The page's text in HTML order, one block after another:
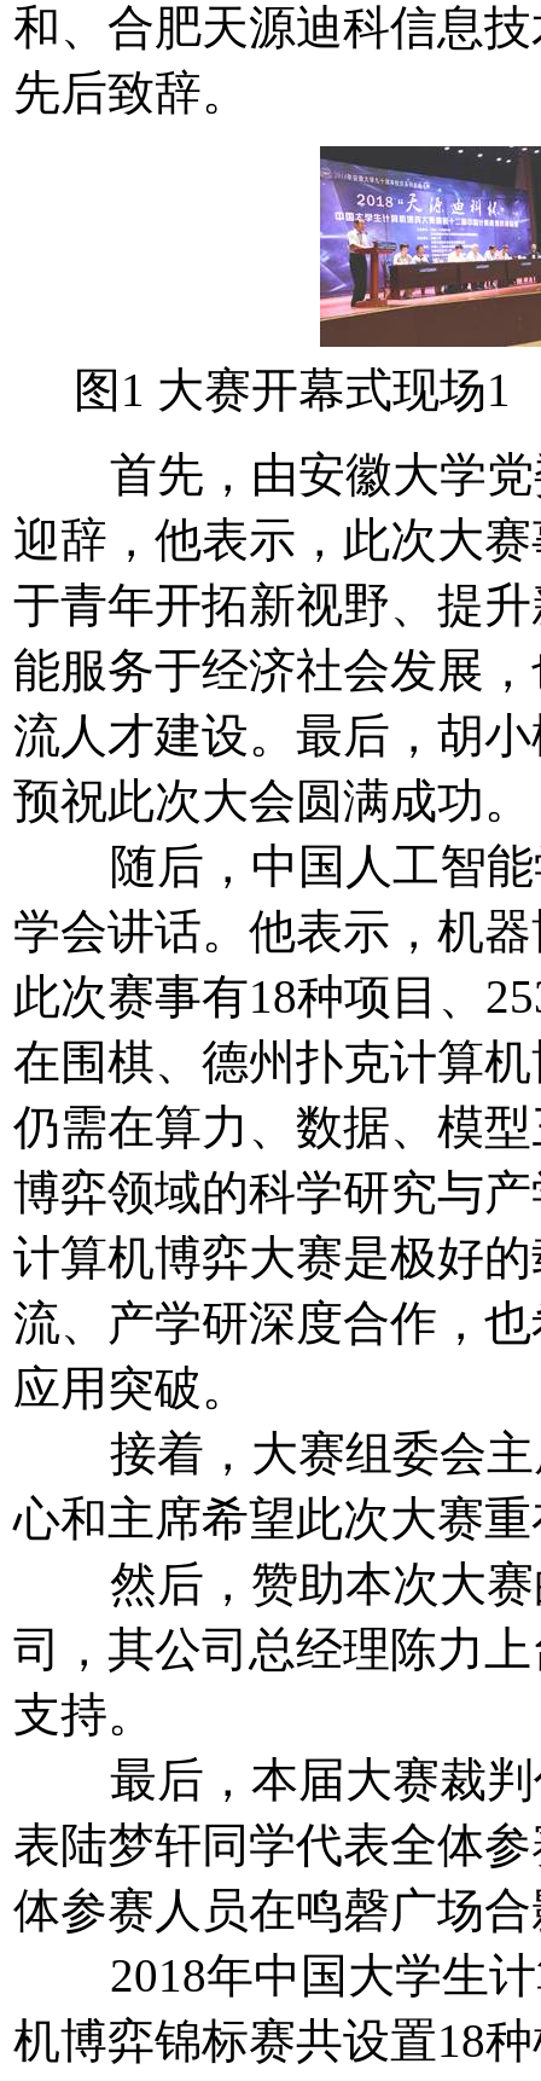
和、合肥天源迪科信息
先后致辞。
图1 大赛开幕式
首先，由安徽大学党
迎辞，他表示，此次大
于青年开拓新视野、提
能服务于经济社会发展
流人才建设。最后，胡
预祝此次大会圆满成功。
随后，中国人工智能
学会讲话。他表示，机
此次赛事有18种项目、
在围棋、德州扑克计算
仍需在算力、数据、模
博弈领域的科学研究与
计算机博弈大赛是极好
流、产学研深度合作，
应用突破。
接着，大赛组委会主
心和主席希望此次大赛
然后，赞助本次大赛
司，其公司总经理陈力
支持。
最后，本届大赛裁判
表陆梦轩同学代表全体
体参赛人员在鸣磬广场
2018年中国大学生计
机博弈锦标赛共设置18